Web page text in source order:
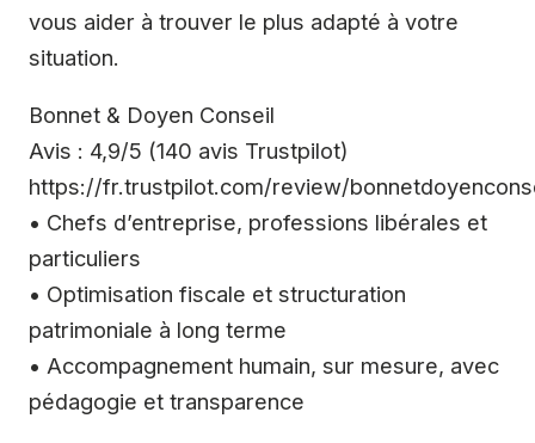
vous aider à trouver le plus adapté à votre
situation.
Bonnet & Doyen Conseil
Avis : 4,9/5 (140 avis Trustpilot)
https://fr.trustpilot.com/review/
• Chefs d’entreprise, professions libérales et
particuliers
• Optimisation fiscale et structuration
patrimoniale à long terme
• Accompagnement humain, sur mesure, avec
pédagogie et transparence